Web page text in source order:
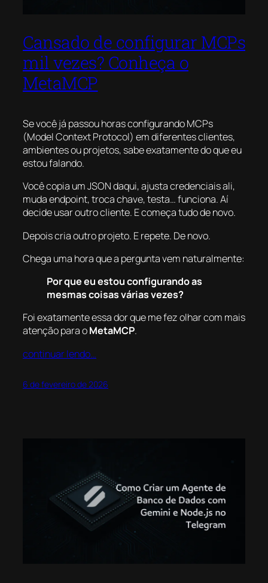
Cansado de configurar MCPs
mil vezes? Conheça o
MetaMCP
Se você já passou horas configurando MCPs
(Model Context Protocol) em diferentes clientes,
ambientes ou projetos, sabe exatamente do que eu
estou falando.
Você copia um JSON daqui, ajusta credenciais ali,
muda endpoint, troca chave, testa… funciona. Aí
decide usar outro cliente. E começa tudo de novo.
Depois cria outro projeto. E repete. De novo.
Chega uma hora que a pergunta vem naturalmente:
Por que eu estou configurando as
mesmas coisas várias vezes?
Foi exatamente essa dor que me fez olhar com mais
atenção para oMetaMCP.
continuar lendo…
6 de fevereiro de 2026